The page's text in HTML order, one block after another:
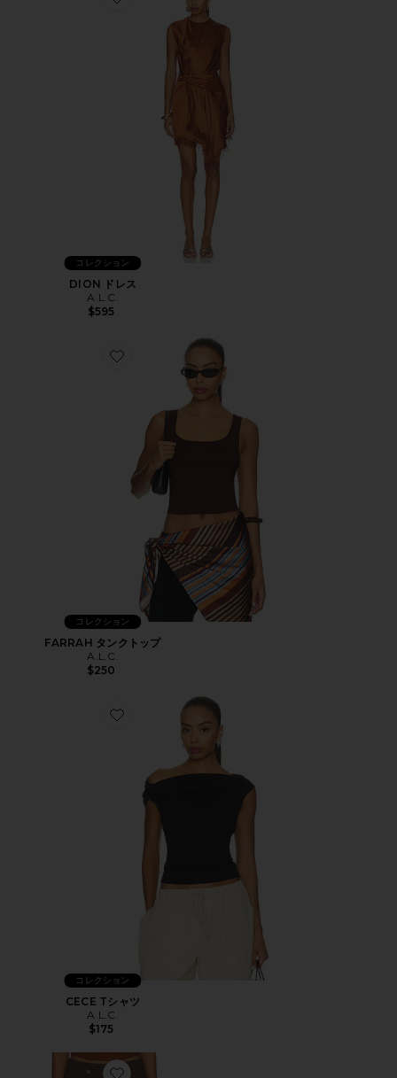
Favorite DION ドレス
コレクション
DION ドレス
A.L.C.
$595
Favorite FARRAH タンクトップ
コレクション
FARRAH タンクトップ
A.L.C.
$250
Favorite CECE Tシャツ
コレクション
CECE Tシャツ
A.L.C.
$175